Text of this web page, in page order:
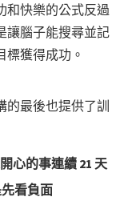
和快樂的公式反過
讓腦子能搜尋並記
獲得成功。
的最後也提供了訓
心的事連續 21 天
看負面